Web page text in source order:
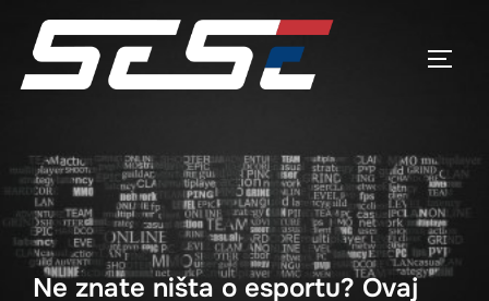
content
Ne znate ništa o esportu? Ovaj